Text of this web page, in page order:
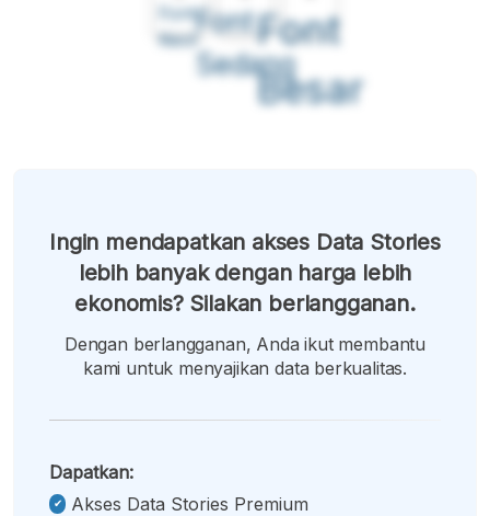
Font
Kecil
Font
Sedang
Font
Besar
Ingin mendapatkan akses Data Stories
lebih banyak dengan harga lebih
ekonomis? Silakan berlangganan.
Dengan berlangganan, Anda ikut membantu
kami untuk menyajikan data berkualitas.
Dapatkan:
Akses Data Stories Premium